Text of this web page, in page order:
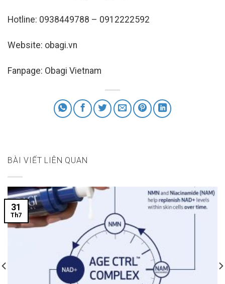
Hotline: 0938449788 – 0912222592
Website: obagi.vn
Fanpage: Obagi Vietnam
BÀI VIẾT LIÊN QUAN
31
Th7